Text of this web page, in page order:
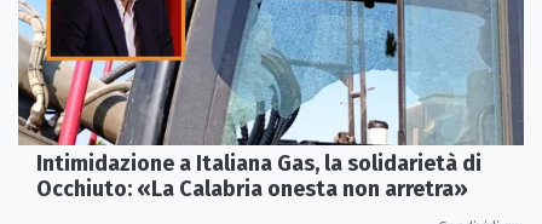
Intimidazione a Italiana Gas, la solidarietà di
Occhiuto: «La Calabria onesta non arretra»